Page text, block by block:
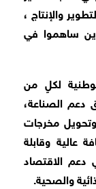
والإنتاج ،
ساهموا في
لكلٍ من
دعم الصناعة،
وتحويل مخرجات
عالية وقابلة
دعم الاقتصاد
والصحية.